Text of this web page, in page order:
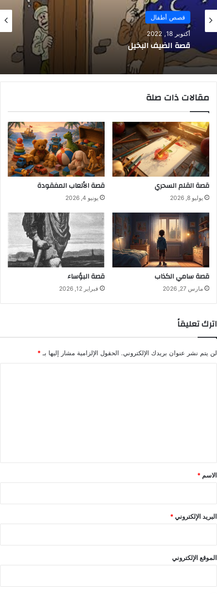
قصص أطفال
أكتوبر 18, 2022
قصة الضيف البخيل
مقالات ذات صلة
قصة القلم السحري
يوليو 8, 2026
قصة الألعاب المفقودة
يونيو 4, 2026
قصة سامي الكذاب
مارس 27, 2026
قصة البؤساء
فبراير 12, 2026
اترك تعليقاً
لن يتم نشر عنوان بريدك الإلكتروني. الحقول الإلزامية مشار إليها بـ *
*
الاسم *
البريد الإلكتروني*
الموقع الإلكتروني